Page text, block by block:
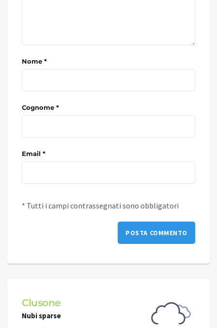
Nome *
Cognome *
Email *
* Tutti i campi contrassegnati sono obbligatori
Clusone
Nubi sparse